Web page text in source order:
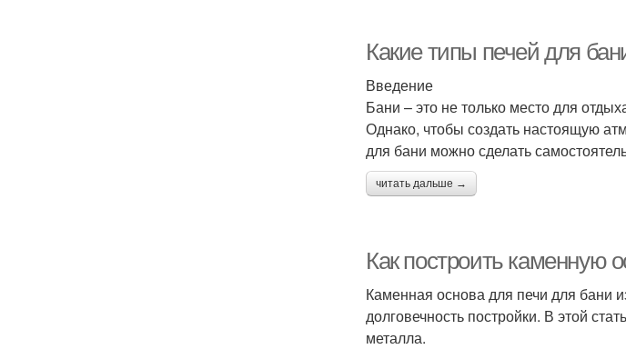
Какие типы печей для
Введение
Бани – это не только место для
Однако, чтобы создать настоящую
для бани можно сделать
читать дальше →
Как построить каменную
Каменная основа для печи для бани
долговечность постройки. В этой
металла.